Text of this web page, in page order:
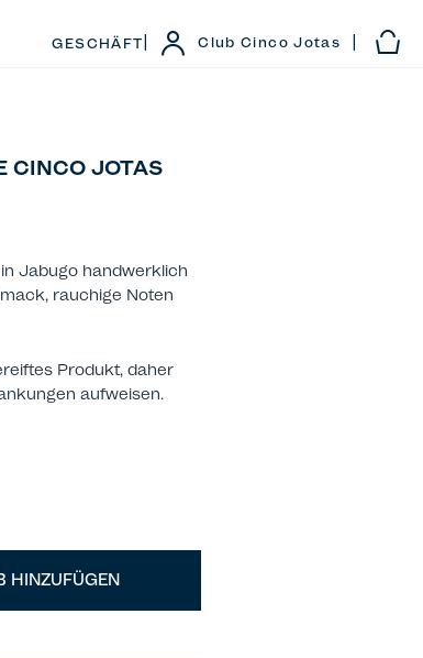
GESCHÄFT Club Cinco Jotas
CINCO JOTAS
Jabugo handwerklich
rauchige Noten
Produkt, daher
aufweisen.
HINZUFÜGEN